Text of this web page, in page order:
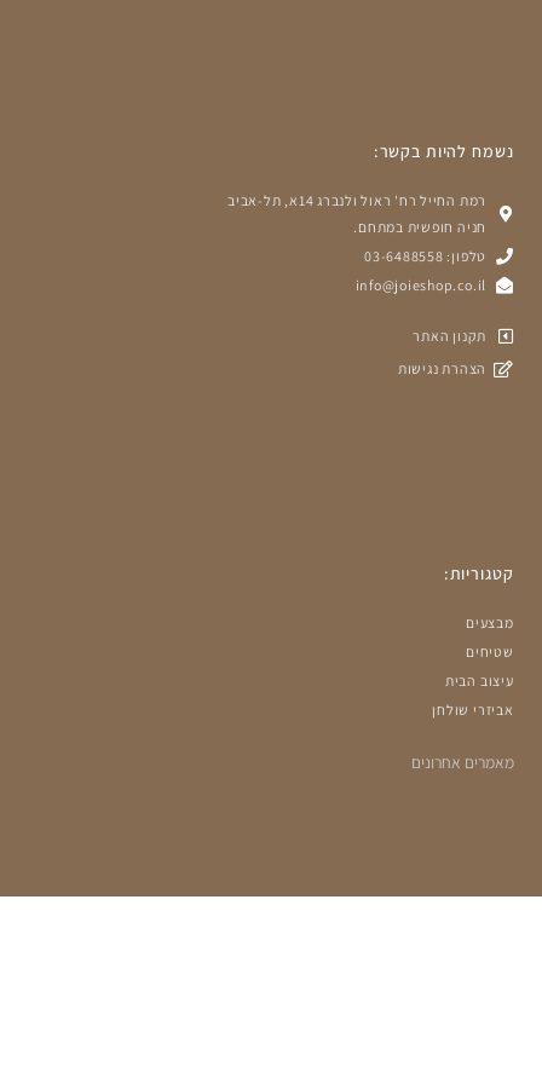
נשמח להיות בקשר:
רמת החייל רח' ראול ולנברג 14א, תל-אביב
חניה חופשית במתחם.
טלפון: 03-6488558
info@joieshop.co.il
תקנון האתר
הצהרת נגישות
קטגוריות:
מבצעים
שטיחים
עיצוב הבית
אביזרי שולחן
מאמרים אחרונים